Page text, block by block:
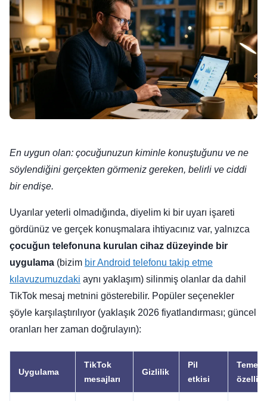
En uygun olan: çocuğunuzun kiminle konuştuğunu ve ne
söylendiğini gerçekten görmeniz gereken, belirli ve ciddi
bir endişe.
Uyarılar yeterli olmadığında, diyelim ki bir uyarı işareti
gördünüz ve gerçek konuşmalara ihtiyacınız var, yalnızca
çocuğun telefonuna kurulan cihaz düzeyinde bir
uygulama (bizim bir Android telefonu takip etme
kılavuzumuzdaki aynı yaklaşım) silinmiş olanlar da dahil
TikTok mesaj metnini gösterebilir. Popüler seçenekler
şöyle karşılaştırılıyor (yaklaşık 2026 fiyatlandırması; güncel
oranları her zaman doğrulayın):
Uygulama
TikTok
mesajları
Gizlilik
Pil
etkisi
Temel